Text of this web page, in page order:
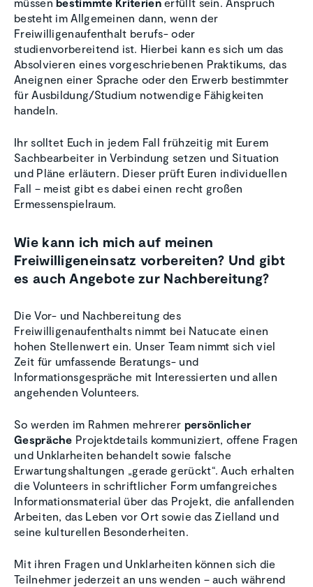
besteht im Allgemeinen dann, wenn der
Freiwilligenaufenthalt berufs- oder
studienvorbereitend ist. Hierbei kann es sich um das
Absolvieren eines vorgeschriebenen Praktikums, das
Aneignen einer Sprache oder den Erwerb bestimmter
für Ausbildung/Studium notwendige Fähigkeiten
handeln.
Ihr solltet Euch in jedem Fall frühzeitig mit Eurem
Sachbearbeiter in Verbindung setzen und Situation
und Pläne erläutern. Dieser prüft Euren individuellen
Fall – meist gibt es dabei einen recht großen
Ermessenspielraum.
Wie kann ich mich auf meinen
Freiwilligeneinsatz vorbereiten? Und gibt
es auch Angebote zur Nachbereitung?
Die Vor- und Nachbereitung des
Freiwilligenaufenthalts nimmt bei Natucate einen
hohen Stellenwert ein. Unser Team nimmt sich viel
Zeit für umfassende Beratungs- und
Informationsgespräche mit Interessierten und allen
angehenden Volunteers.
So werden im Rahmen mehrerer persönlicher
Gespräche Projektdetails kommuniziert, offene Fragen
und Unklarheiten behandelt sowie falsche
Erwartungshaltungen „gerade gerückt“. Auch erhalten
die Volunteers in schriftlicher Form umfangreiches
Informationsmaterial über das Projekt, die anfallenden
Arbeiten, das Leben vor Ort sowie das Zielland und
seine kulturellen Besonderheiten.
Mit ihren Fragen und Unklarheiten können sich die
Teilnehmer jederzeit an uns wenden – auch während